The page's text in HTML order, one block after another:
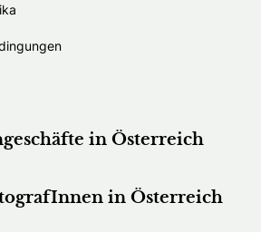
in Österreich
in Österreich